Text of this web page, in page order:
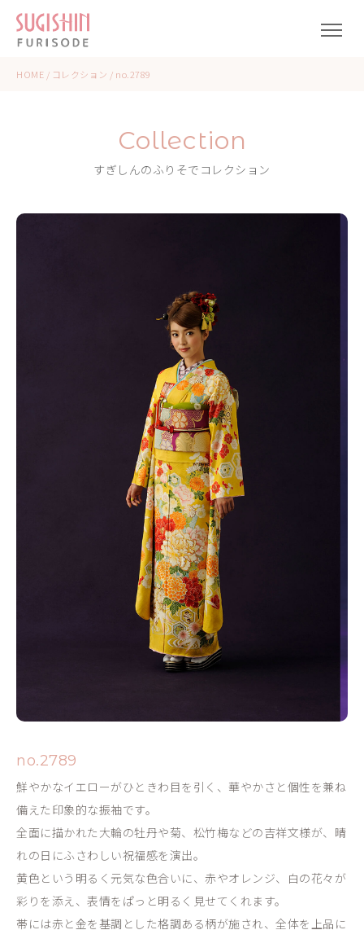
HOME / コレクション / no.2789
Collection
すぎしんのふりそでコレクション
no.2789
鮮やかなイエローがひときわ目を引く、華やかさと個性を兼ね
備えた印象的な振袖です。
全面に描かれた大輪の牡丹や菊、松竹梅などの吉祥文様が、晴
れの日にふさわしい祝福感を演出。
黄色という明るく元気な色合いに、赤やオレンジ、白の花々が
彩りを添え、表情をぱっと明るく見せてくれます。
帯には赤と金を基調とした格調ある柄が施され、全体を上品に